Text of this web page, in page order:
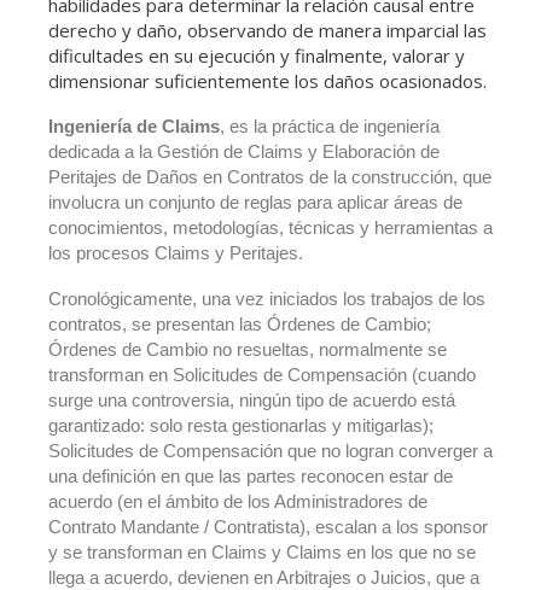
derecho y daño, observando de manera imparcial las
dificultades en su ejecución y finalmente, valorar y
dimensionar suficientemente los daños ocasionados.
Ingeniería de Claims, es la práctica de ingeniería
dedicada a la Gestión de Claims y Elaboración de
Peritajes de Daños en Contratos de la construcción, que
involucra un conjunto de reglas para aplicar áreas de
conocimientos, metodologías, técnicas y herramientas a
los procesos Claims y Peritajes.
Cronológicamente, una vez iniciados los trabajos de los
contratos, se presentan las Órdenes de Cambio;
Órdenes de Cambio no resueltas, normalmente se
transforman en Solicitudes de Compensación (cuando
surge una controversia, ningún tipo de acuerdo está
garantizado: solo resta gestionarlas y mitigarlas);
Solicitudes de Compensación que no logran converger a
una definición en que las partes reconocen estar de
acuerdo (en el ámbito de los Administradores de
Contrato Mandante / Contratista), escalan a los sponsor
y se transforman en Claims y Claims en los que no se
llega a acuerdo, devienen en Arbitrajes o Juicios, que a